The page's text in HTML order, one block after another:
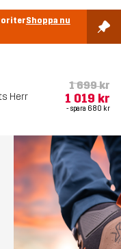
Shoppa nu
Herr
1 699 kr
1 019 kr
- spara 680 kr